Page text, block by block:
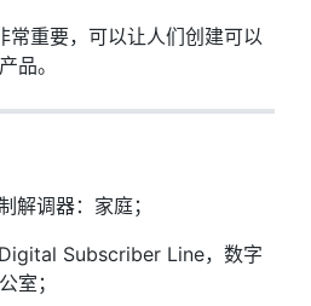
常重要，可以让人们创建可以
品。
解调器：家庭；
Subscriber Line，数字
室；